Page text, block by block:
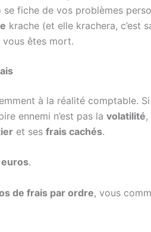
se fiche de vos problèmes
krache (et elle krachera, c’est
vous êtes mort.
à la réalité comptable.
ennemi n’est pas la volatilité
et ses frais cachés.
.
de frais par ordre, vous